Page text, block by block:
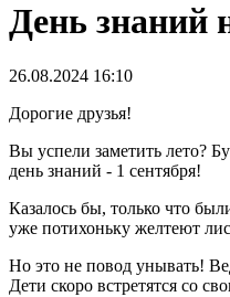
День знаний
26.08.2024 16:10
Дорогие друзья!
Вы успели заметить лето?
день знаний - 1 сентября!
Казалось бы, только что
уже потихоньку желтеют
Но это не повод унывать!
Дети скоро встретятся со